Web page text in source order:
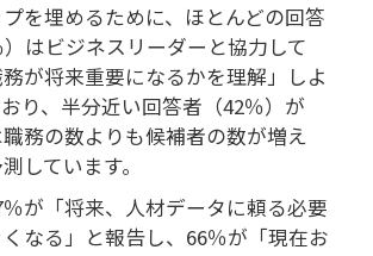
を埋めるために、ほとんどの回答
はビジネスリーダーと協力して
務が将来重要になるかを理解」しよ
り、半分近い回答者（42％）が
職務の数よりも候補者の数が増え
しています。
が「将来、人材データに頼る必要
なる」と報告し、66％が「現在お